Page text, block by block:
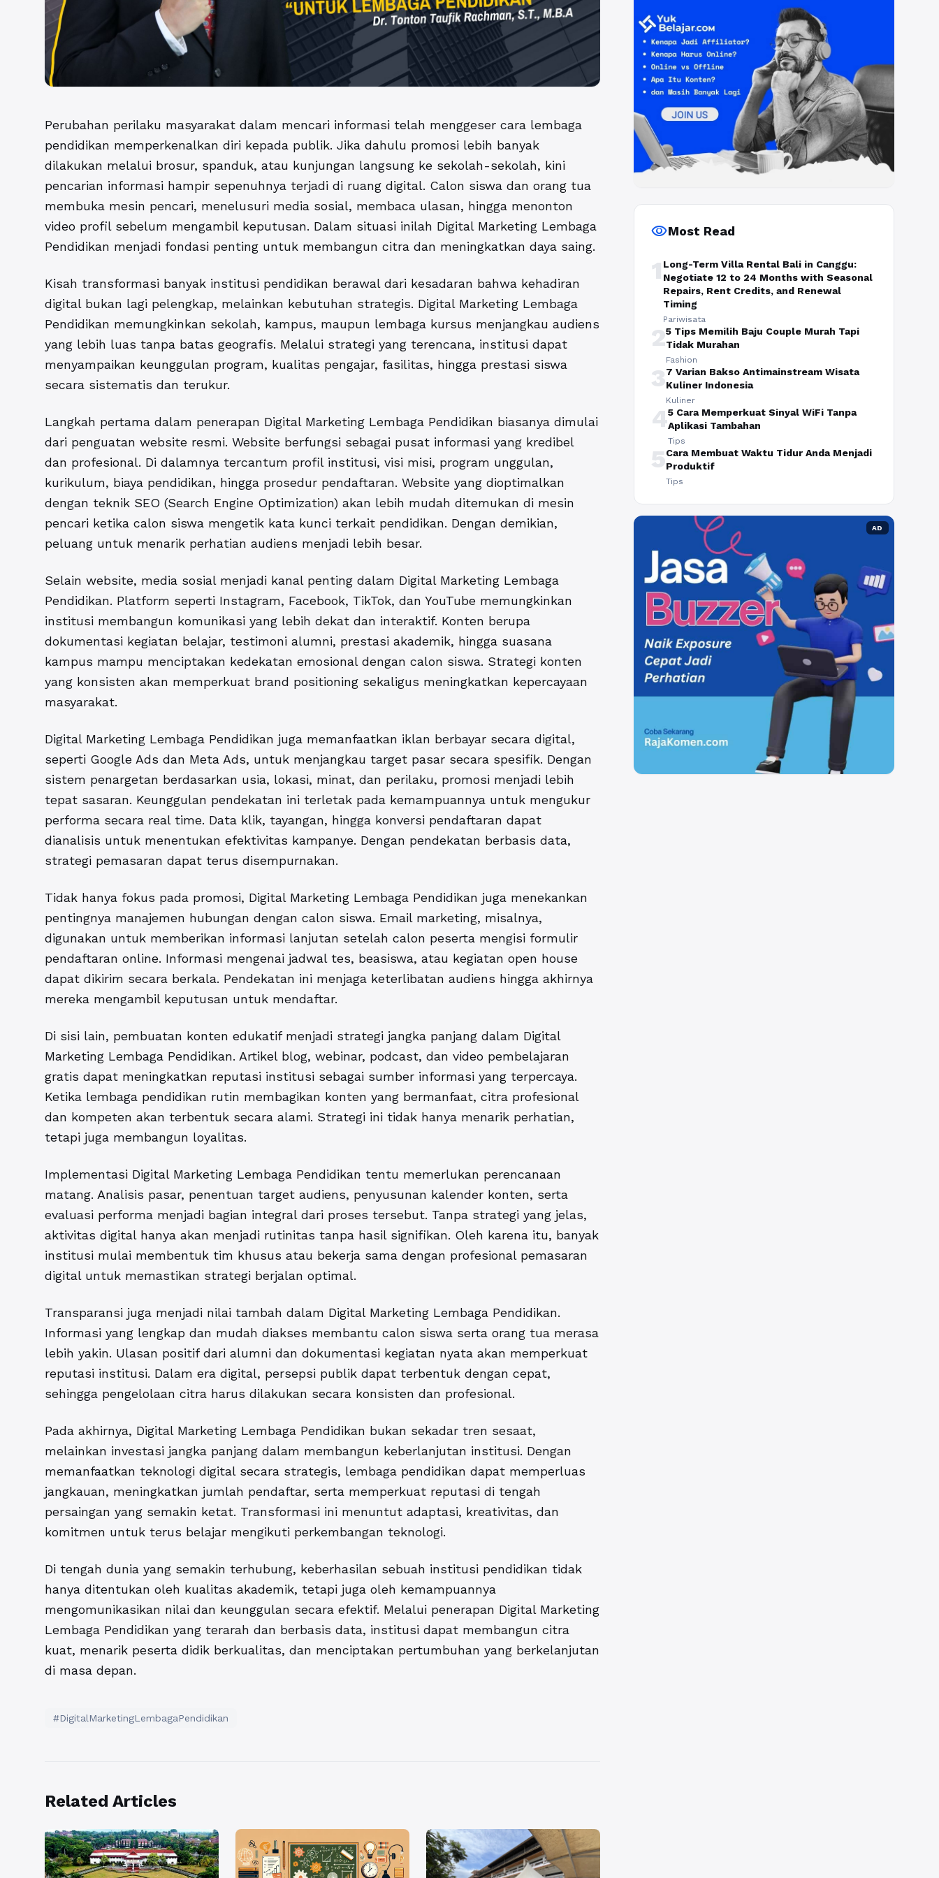
Perubahan perilaku masyarakat dalam mencari informasi telah menggeser cara lembaga
pendidikan memperkenalkan diri kepada publik. Jika dahulu promosi lebih banyak
dilakukan melalui brosur, spanduk, atau kunjungan langsung ke sekolah-sekolah, kini
pencarian informasi hampir sepenuhnya terjadi di ruang digital. Calon siswa dan orang tua
membuka mesin pencari, menelusuri media sosial, membaca ulasan, hingga menonton
video profil sebelum mengambil keputusan. Dalam situasi inilah Digital Marketing Lembaga
Pendidikan menjadi fondasi penting untuk membangun citra dan meningkatkan daya saing.
Kisah transformasi banyak institusi pendidikan berawal dari kesadaran bahwa kehadiran
digital bukan lagi pelengkap, melainkan kebutuhan strategis. Digital Marketing Lembaga
Pendidikan memungkinkan sekolah, kampus, maupun lembaga kursus menjangkau audiens
yang lebih luas tanpa batas geografis. Melalui strategi yang terencana, institusi dapat
menyampaikan keunggulan program, kualitas pengajar, fasilitas, hingga prestasi siswa
secara sistematis dan terukur.
Langkah pertama dalam penerapan Digital Marketing Lembaga Pendidikan biasanya dimulai
dari penguatan website resmi. Website berfungsi sebagai pusat informasi yang kredibel
dan profesional. Di dalamnya tercantum profil institusi, visi misi, program unggulan,
kurikulum, biaya pendidikan, hingga prosedur pendaftaran. Website yang dioptimalkan
dengan teknik SEO (Search Engine Optimization) akan lebih mudah ditemukan di mesin
pencari ketika calon siswa mengetik kata kunci terkait pendidikan. Dengan demikian,
peluang untuk menarik perhatian audiens menjadi lebih besar.
Selain website, media sosial menjadi kanal penting dalam Digital Marketing Lembaga
Pendidikan. Platform seperti Instagram, Facebook, TikTok, dan YouTube memungkinkan
institusi membangun komunikasi yang lebih dekat dan interaktif. Konten berupa
dokumentasi kegiatan belajar, testimoni alumni, prestasi akademik, hingga suasana
kampus mampu menciptakan kedekatan emosional dengan calon siswa. Strategi konten
yang konsisten akan memperkuat brand positioning sekaligus meningkatkan kepercayaan
masyarakat.
Digital Marketing Lembaga Pendidikan juga memanfaatkan iklan berbayar secara digital,
seperti Google Ads dan Meta Ads, untuk menjangkau target pasar secara spesifik. Dengan
sistem penargetan berdasarkan usia, lokasi, minat, dan perilaku, promosi menjadi lebih
tepat sasaran. Keunggulan pendekatan ini terletak pada kemampuannya untuk mengukur
performa secara real time. Data klik, tayangan, hingga konversi pendaftaran dapat
dianalisis untuk menentukan efektivitas kampanye. Dengan pendekatan berbasis data,
strategi pemasaran dapat terus disempurnakan.
Tidak hanya fokus pada promosi, Digital Marketing Lembaga Pendidikan juga menekankan
pentingnya manajemen hubungan dengan calon siswa. Email marketing, misalnya,
digunakan untuk memberikan informasi lanjutan setelah calon peserta mengisi formulir
pendaftaran online. Informasi mengenai jadwal tes, beasiswa, atau kegiatan open house
dapat dikirim secara berkala. Pendekatan ini menjaga keterlibatan audiens hingga akhirnya
mereka mengambil keputusan untuk mendaftar.
Di sisi lain, pembuatan konten edukatif menjadi strategi jangka panjang dalam Digital
Marketing Lembaga Pendidikan. Artikel blog, webinar, podcast, dan video pembelajaran
gratis dapat meningkatkan reputasi institusi sebagai sumber informasi yang terpercaya.
Ketika lembaga pendidikan rutin membagikan konten yang bermanfaat, citra profesional
dan kompeten akan terbentuk secara alami. Strategi ini tidak hanya menarik perhatian,
tetapi juga membangun loyalitas.
Implementasi Digital Marketing Lembaga Pendidikan tentu memerlukan perencanaan
matang. Analisis pasar, penentuan target audiens, penyusunan kalender konten, serta
evaluasi performa menjadi bagian integral dari proses tersebut. Tanpa strategi yang jelas,
aktivitas digital hanya akan menjadi rutinitas tanpa hasil signifikan. Oleh karena itu, banyak
institusi mulai membentuk tim khusus atau bekerja sama dengan profesional pemasaran
digital untuk memastikan strategi berjalan optimal.
Transparansi juga menjadi nilai tambah dalam Digital Marketing Lembaga Pendidikan.
Informasi yang lengkap dan mudah diakses membantu calon siswa serta orang tua merasa
lebih yakin. Ulasan positif dari alumni dan dokumentasi kegiatan nyata akan memperkuat
reputasi institusi. Dalam era digital, persepsi publik dapat terbentuk dengan cepat,
sehingga pengelolaan citra harus dilakukan secara konsisten dan profesional.
Pada akhirnya, Digital Marketing Lembaga Pendidikan bukan sekadar tren sesaat,
melainkan investasi jangka panjang dalam membangun keberlanjutan institusi. Dengan
memanfaatkan teknologi digital secara strategis, lembaga pendidikan dapat memperluas
jangkauan, meningkatkan jumlah pendaftar, serta memperkuat reputasi di tengah
persaingan yang semakin ketat. Transformasi ini menuntut adaptasi, kreativitas, dan
komitmen untuk terus belajar mengikuti perkembangan teknologi.
Di tengah dunia yang semakin terhubung, keberhasilan sebuah institusi pendidikan tidak
hanya ditentukan oleh kualitas akademik, tetapi juga oleh kemampuannya
mengomunikasikan nilai dan keunggulan secara efektif. Melalui penerapan Digital Marketing
Lembaga Pendidikan yang terarah dan berbasis data, institusi dapat membangun citra
kuat, menarik peserta didik berkualitas, dan menciptakan pertumbuhan yang berkelanjutan
di masa depan.
#DigitalMarketingLembagaPendidikan
Related Articles
visibilityMost Read
1 Long-Term Villa Rental Bali in Canggu:
Negotiate 12 to 24 Months with Seasonal
Repairs, Rent Credits, and Renewal
Timing
Pariwisata
25 Tips Memilih Baju Couple Murah Tapi
Tidak Murahan
Fashion
37 Varian Bakso Antimainstream Wisata
Kuliner Indonesia
Kuliner
45 Cara Memperkuat Sinyal WiFi Tanpa
Aplikasi Tambahan
Tips
5Cara Membuat Waktu Tidur Anda Menjadi
Produktif
Tips
AD